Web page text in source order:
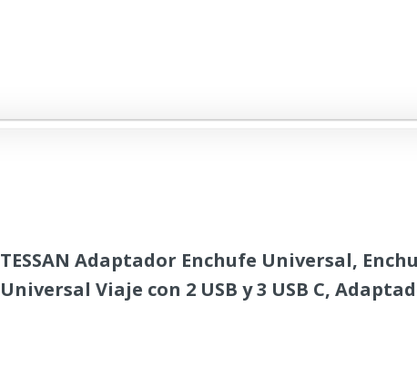
TESSAN Adaptador Enchufe Universal,
Universal Viaje con 2 USB y 3 USB C,